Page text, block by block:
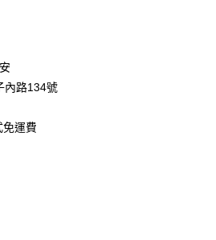
」，訂單成立後會自動跳轉到大哥付的交易
分期的期數、繳款截止日，確認付款後即完
用金額請依後續交易確認頁面所載為準。
確認交易或遇審核未通過，訂單將自動取
之後才付款」的支付方式。 讓您購物簡單
綁卡、不需儲值。
內路134號
運費